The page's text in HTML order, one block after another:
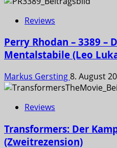
Reviews
Perry Rhodan – 3389 –
Mentalstabile (Leo
Markus Gersting8. August
Reviews
Transformers: Der
(Zweitrezension)